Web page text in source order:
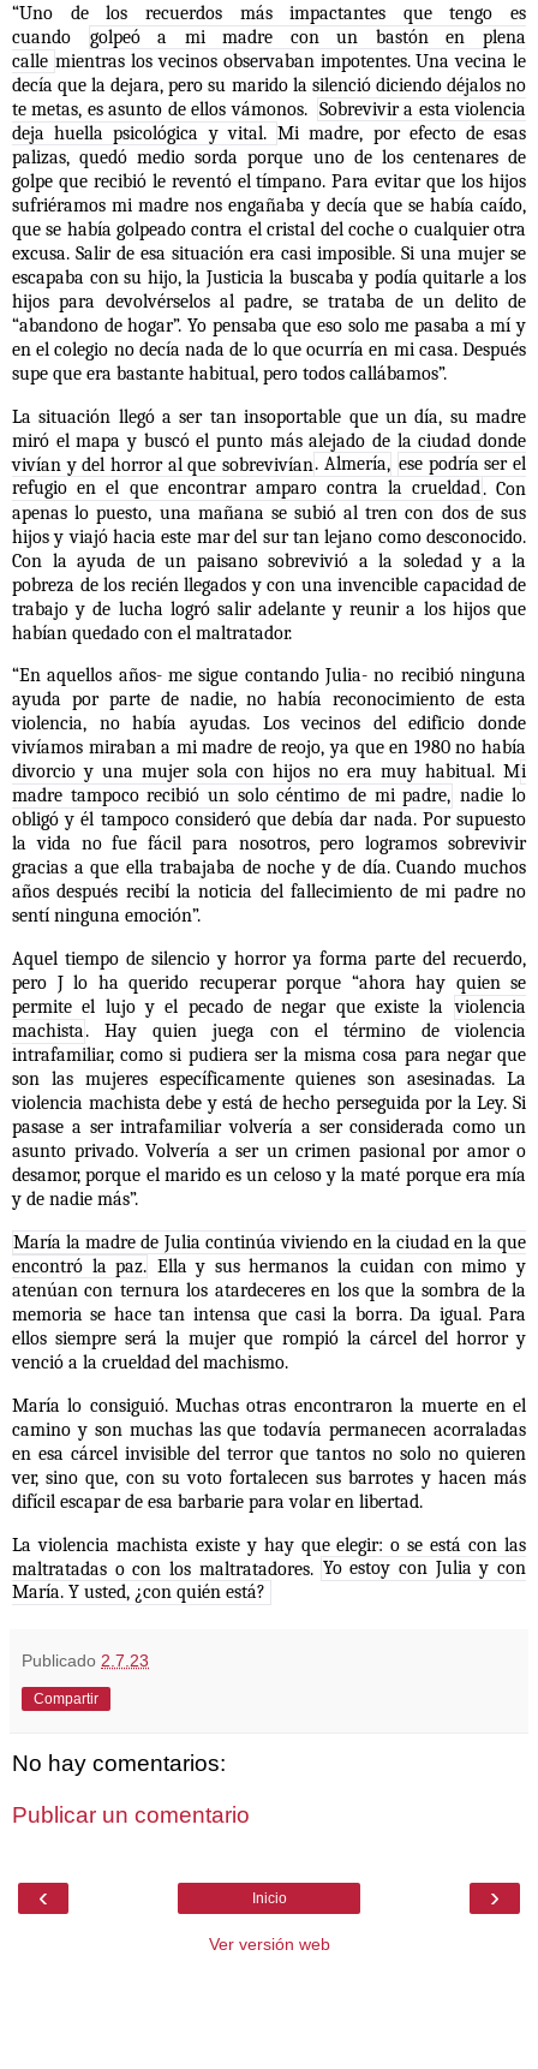
“Uno de los recuerdos más impactantes que tengo es
cuando golpeó a mi madre con un bastón en plena
calle mientras los vecinos observaban impotentes. Una vecina le
decía que la dejara, pero su marido la silenció diciendo déjalos no
te metas, es asunto de ellos vámonos. Sobrevivir a esta violencia
deja huella psicológica y vital. Mi madre, por efecto de esas
palizas, quedó medio sorda porque uno de los centenares de
golpe que recibió le reventó el tímpano. Para evitar que los hijos
sufriéramos mi madre nos engañaba y decía que se había caído,
que se había golpeado contra el cristal del coche o cualquier otra
excusa. Salir de esa situación era casi imposible. Si una mujer se
escapaba con su hijo, la Justicia la buscaba y podía quitarle a los
hijos para devolvérselos al padre, se trataba de un delito de
“abandono de hogar”. Yo pensaba que eso solo me pasaba a mí y
en el colegio no decía nada de lo que ocurría en mi casa. Después
supe que era bastante habitual, pero todos callábamos”.
La situación llegó a ser tan insoportable que un día, su madre
miró el mapa y buscó el punto más alejado de la ciudad donde
vivían y del horror al que sobrevivían. Almería, ese podría ser el
refugio en el que encontrar amparo contra la crueldad. Con
apenas lo puesto, una mañana se subió al tren con dos de sus
hijos y viajó hacia este mar del sur tan lejano como desconocido.
Con la ayuda de un paisano sobrevivió a la soledad y a la
pobreza de los recién llegados y con una invencible capacidad de
trabajo y de lucha logró salir adelante y reunir a los hijos que
habían quedado con el maltratador.
“En aquellos años- me sigue contando Julia- no recibió ninguna
ayuda por parte de nadie, no había reconocimiento de esta
violencia, no había ayudas. Los vecinos del edificio donde
vivíamos miraban a mi madre de reojo, ya que en 1980 no había
divorcio y una mujer sola con hijos no era muy habitual. Mi
madre tampoco recibió un solo céntimo de mi padre, nadie lo
obligó y él tampoco consideró que debía dar nada. Por supuesto
la vida no fue fácil para nosotros, pero logramos sobrevivir
gracias a que ella trabajaba de noche y de día. Cuando muchos
años después recibí la noticia del fallecimiento de mi padre no
sentí ninguna emoción”.
Aquel tiempo de silencio y horror ya forma parte del recuerdo,
pero J lo ha querido recuperar porque “ahora hay quien se
permite el lujo y el pecado de negar que existe la violencia
machista. Hay quien juega con el término de violencia
intrafamiliar, como si pudiera ser la misma cosa para negar que
son las mujeres específicamente quienes son asesinadas. La
violencia machista debe y está de hecho perseguida por la Ley. Si
pasase a ser intrafamiliar volvería a ser considerada como un
asunto privado. Volvería a ser un crimen pasional por amor o
desamor, porque el marido es un celoso y la maté porque era mía
y de nadie más”.
María la madre de Julia continúa viviendo en la ciudad en la que
encontró la paz. Ella y sus hermanos la cuidan con mimo y
atenúan con ternura los atardeceres en los que la sombra de la
memoria se hace tan intensa que casi la borra. Da igual. Para
ellos siempre será la mujer que rompió la cárcel del horror y
venció a la crueldad del machismo.
María lo consiguió. Muchas otras encontraron la muerte en el
camino y son muchas las que todavía permanecen acorraladas
en esa cárcel invisible del terror que tantos no solo no quieren
ver, sino que, con su voto fortalecen sus barrotes y hacen más
difícil escapar de esa barbarie para volar en libertad.
La violencia machista existe y hay que elegir: o se está con las
maltratadas o con los maltratadores. Yo estoy con Julia y con
María. Y usted, ¿con quién está?
Publicado 2.7.23
Compartir
No hay comentarios:
Publicar un comentario
‹ ›
Inicio
Ver versión web